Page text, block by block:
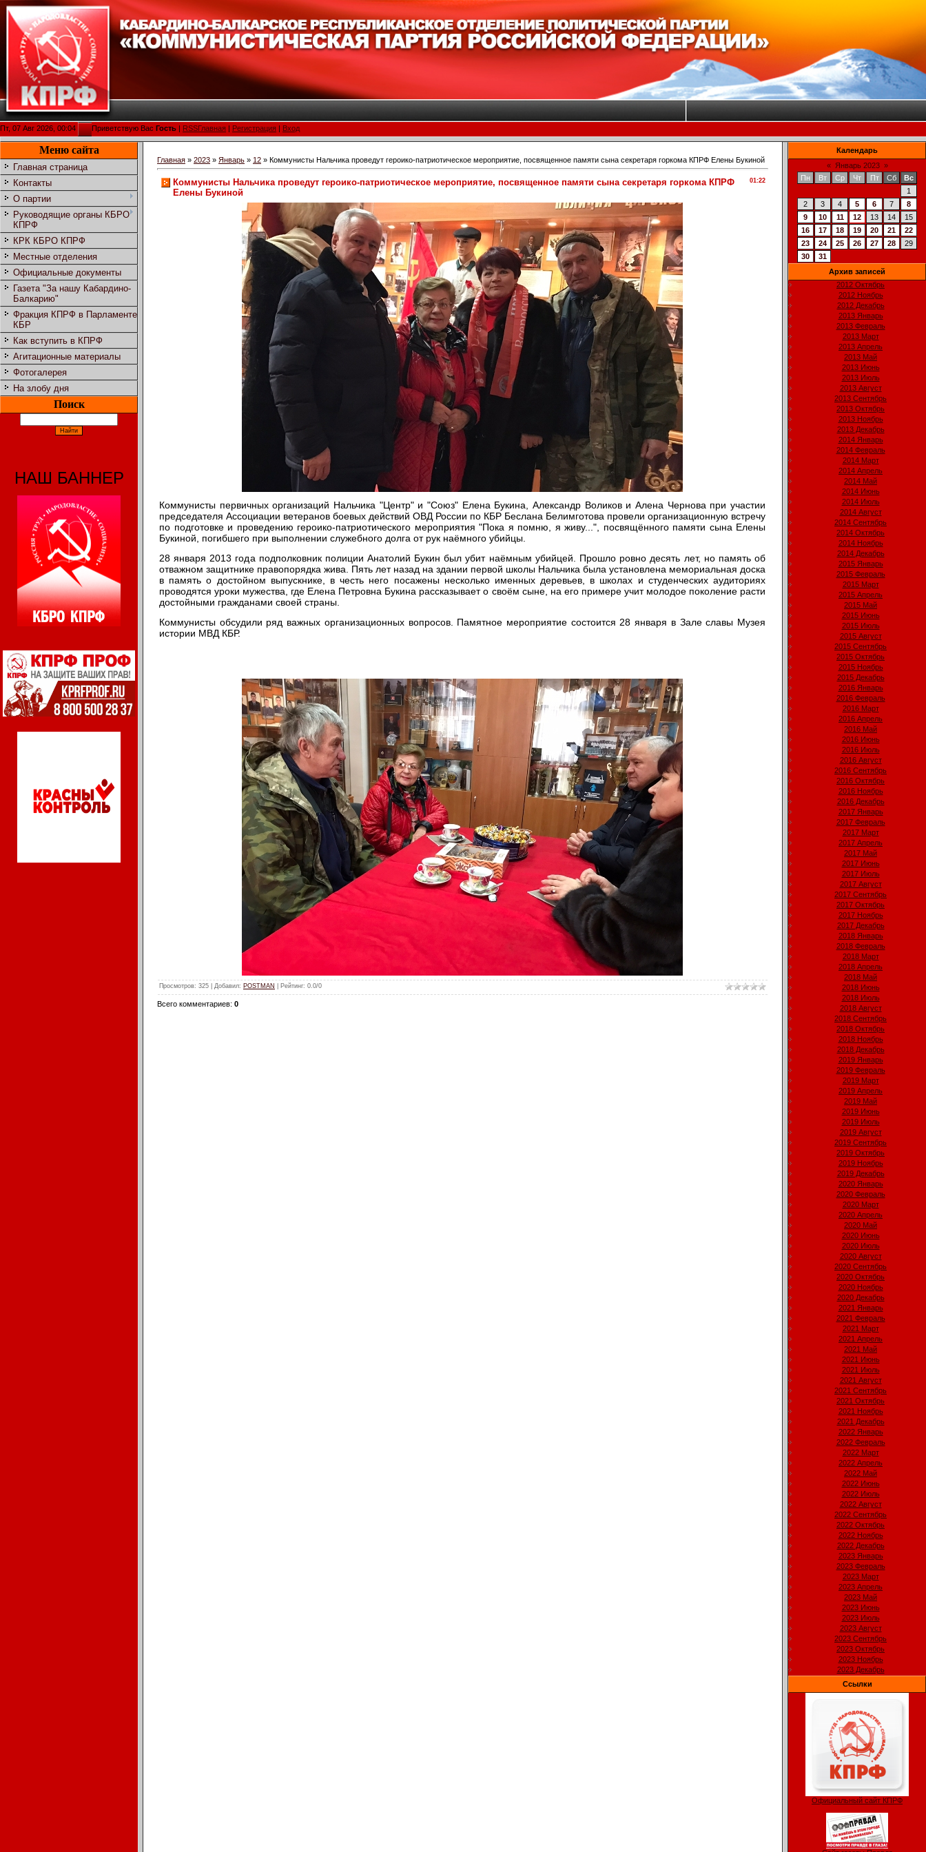
Пт, 07 Авг 2026, 00:04 Приветствую Вас Гость RSSГлавная Регистрация Вход
Меню сайта
Главная страница
Контакты
О партии
Руководящие органы КБРО
КПРФ
КРК КБРО КПРФ
Местные отделения
Официальные документы
Газета "За нашу Кабардино-
Балкарию"
Фракция КПРФ в Парламенте
КБР
Как вступить в КПРФ
Агитационные материалы
Фотогалерея
На злобу дня
Поиск
НАШ БАННЕР
Главная » 2023 » Январь » 12 » Коммунисты Нальчика проведут героико-патриотическое мероприятие, посвященное памяти сына секретаря горкома КПРФ Елены Букиной
01:22
Коммунисты Нальчика проведут героико-патриотическое мероприятие, посвященное памяти сына секретаря горкома КПРФ
Елены Букиной
Коммунисты первичных организаций Нальчика "Центр" и "Союз" Елена Букина, Александр Воликов и Алена Чернова при участии
председателя Ассоциации ветеранов боевых действий ОВД России по КБР Беслана Белимготова провели организационную встречу
по подготовке и проведению героико-патриотического мероприятия "Пока я помню, я живу...", посвящённого памяти сына Елены
Букиной, погибшего при выполнении служебного долга от рук наёмного убийцы.
28 января 2013 года подполковник полиции Анатолий Букин был убит наёмным убийцей. Прошло ровно десять лет, но память об
отважном защитнике правопорядка жива. Пять лет назад на здании первой школы Нальчика была установлена мемориальная доска
в память о достойном выпускнике, в честь него посажены несколько именных деревьев, в школах и студенческих аудиториях
проводятся уроки мужества, где Елена Петровна Букина рассказывает о своём сыне, на его примере учит молодое поколение расти
достойными гражданами своей страны.
Коммунисты обсудили ряд важных организационных вопросов. Памятное мероприятие состоится 28 января в Зале славы Музея
истории МВД КБР.
Просмотров: 325 | Добавил: POSTMAN Рейтинг: 0.0/0
Всего комментариев: 0
Календарь
« Январь 2023 »
Пн
Вт Ср Чт Пт Сб
Вс
1
2
3 4 5 6 7
8
9
10 11 12 13 14
15
16
17 18 19 20 21
22
23
24 25 26 27 28
29
30
31
Архив записей
2012 Октябрь
2012 Ноябрь
2012 Декабрь
2013 Январь
2013 Февраль
2013 Март
2013 Апрель
2013 Май
2013 Июнь
2013 Июль
2013 Август
2013 Сентябрь
2013 Октябрь
2013 Ноябрь
2013 Декабрь
2014 Январь
2014 Февраль
2014 Март
2014 Апрель
2014 Май
2014 Июнь
2014 Июль
2014 Август
2014 Сентябрь
2014 Октябрь
2014 Ноябрь
2014 Декабрь
2015 Январь
2015 Февраль
2015 Март
2015 Апрель
2015 Май
2015 Июнь
2015 Июль
2015 Август
2015 Сентябрь
2015 Октябрь
2015 Ноябрь
2015 Декабрь
2016 Январь
2016 Февраль
2016 Март
2016 Апрель
2016 Май
2016 Июнь
2016 Июль
2016 Август
2016 Сентябрь
2016 Октябрь
2016 Ноябрь
2016 Декабрь
2017 Январь
2017 Февраль
2017 Март
2017 Апрель
2017 Май
2017 Июнь
2017 Июль
2017 Август
2017 Сентябрь
2017 Октябрь
2017 Ноябрь
2017 Декабрь
2018 Январь
2018 Февраль
2018 Март
2018 Апрель
2018 Май
2018 Июнь
2018 Июль
2018 Август
2018 Сентябрь
2018 Октябрь
2018 Ноябрь
2018 Декабрь
2019 Январь
2019 Февраль
2019 Март
2019 Апрель
2019 Май
2019 Июнь
2019 Июль
2019 Август
2019 Сентябрь
2019 Октябрь
2019 Ноябрь
2019 Декабрь
2020 Январь
2020 Февраль
2020 Март
2020 Апрель
2020 Май
2020 Июнь
2020 Июль
2020 Август
2020 Сентябрь
2020 Октябрь
2020 Ноябрь
2020 Декабрь
2021 Январь
2021 Февраль
2021 Март
2021 Апрель
2021 Май
2021 Июнь
2021 Июль
2021 Август
2021 Сентябрь
2021 Октябрь
2021 Ноябрь
2021 Декабрь
2022 Январь
2022 Февраль
2022 Март
2022 Апрель
2022 Май
2022 Июнь
2022 Июль
2022 Август
2022 Сентябрь
2022 Октябрь
2022 Ноябрь
2022 Декабрь
2023 Январь
2023 Февраль
2023 Март
2023 Апрель
2023 Май
2023 Июнь
2023 Июль
2023 Август
2023 Сентябрь
2023 Октябрь
2023 Ноябрь
2023 Декабрь
Ссылки
Официальный сайт КПРФ